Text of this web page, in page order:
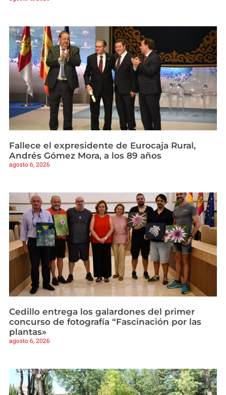
Fallece el expresidente de Eurocaja Rural,
Andrés Gómez Mora, a los 89 años
agosto 6, 2026
Cedillo entrega los galardones del primer
concurso de fotografía “Fascinación por las
plantas»
agosto 6, 2026